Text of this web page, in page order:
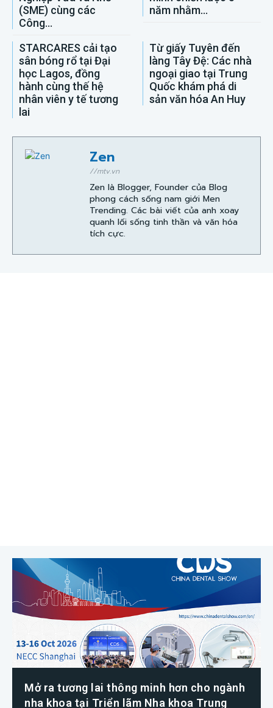
(SME) cùng các
Công...
năm nhằm...
STARCARES cải tạo
sân bóng rổ tại Đại
học Lagos, đồng
hành cùng thế hệ
nhân viên y tế tương
lai
Từ giấy Tuyên đến
làng Tây Đệ: Các nhà
ngoại giao tại Trung
Quốc khám phá di
sản văn hóa An Huy
Zen
//mtv.vn
Zen là Blogger, Founder của Blog
phong cách sống nam giới Men
Trending. Các bài viết của anh xoay
quanh lối sống tinh thần và văn hóa
tích cực.
Mở ra tương lai thông minh hơn cho ngành
nha khoa tại Triển lãm Nha khoa Trung